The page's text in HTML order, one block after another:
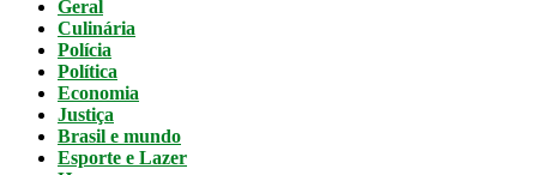
Geral
Culinária
Polícia
Política
Economia
Justiça
Brasil e mundo
Esporte e Lazer